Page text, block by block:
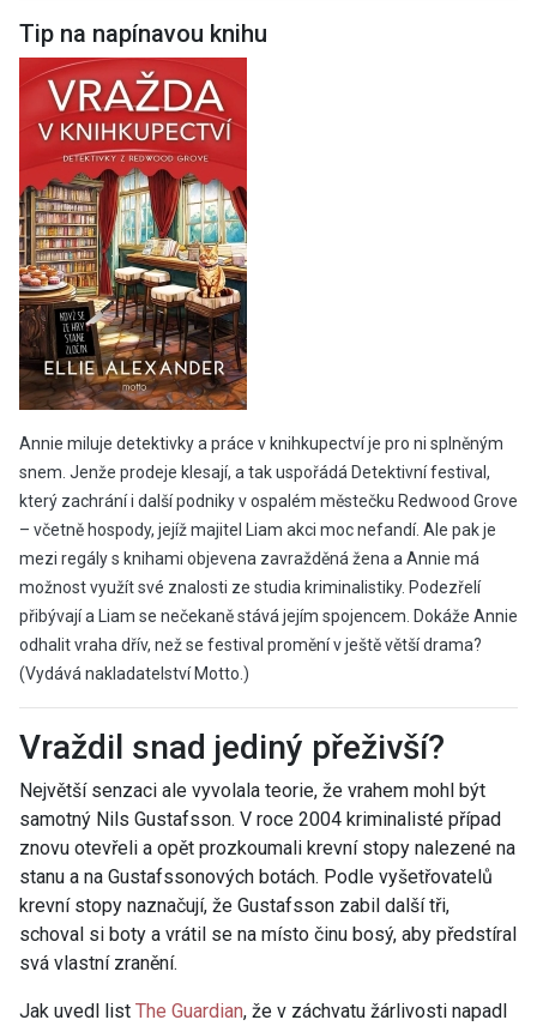
Tip na napínavou knihu
Annie miluje detektivky a práce v knihkupectví je pro ni splněným
snem. Jenže prodeje klesají, a tak uspořádá Detektivní festival,
který zachrání i další podniky v ospalém městečku Redwood Grove
– včetně hospody, jejíž majitel Liam akci moc nefandí. Ale pak je
mezi regály s knihami objevena zavražděná žena a Annie má
možnost využít své znalosti ze studia kriminalistiky. Podezřelí
přibývají a Liam se nečekaně stává jejím spojencem. Dokáže Annie
odhalit vraha dřív, než se festival promění v ještě větší drama?
(Vydává nakladatelství Motto.)
Vraždil snad jediný přeživší?
Největší senzaci ale vyvolala teorie, že vrahem mohl být
samotný Nils Gustafsson. V roce 2004 kriminalisté případ
znovu otevřeli a opět prozkoumali krevní stopy nalezené na
stanu a na Gustafssonových botách. Podle vyšetřovatelů
krevní stopy naznačují, že Gustafsson zabil další tři,
schoval si boty a vrátil se na místo činu bosý, aby předstíral
svá vlastní zranění.
Jak uvedl list The Guardian, že v záchvatu žárlivosti napadl